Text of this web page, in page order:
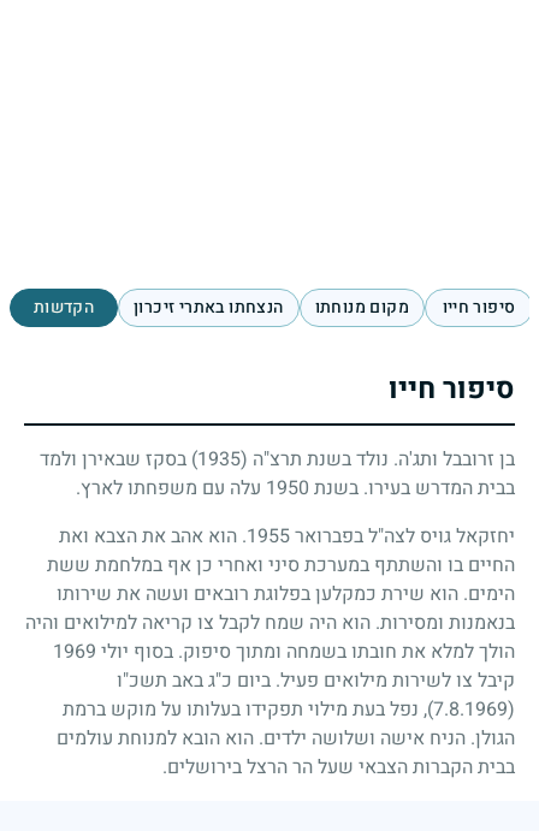
סיפור חייו מקום מנוחתו הנצחתו באתרי זיכרון הקדשות
סיפור חייו
בן זרובבל ותג'ה. נולד בשנת תרצ"ה (1935)
בסקז שבאירן ולמד
בבית המדרש בעירו. בשנת 1950 עלה עם משפחתו לארץ.
יחזקאל גויס לצה"ל בפברואר1955. הוא אהב את הצבא ואת
החיים בו והשתתף במערכת סיני ואחרי כן אף במלחמת ששת
הימים. הוא שירת כמקלען בפלוגת רובאים ועשה את שירותו
בנאמנות ומסירות. הוא היה שמח לקבל צו קריאה למילואים והיה
הולך למלא את חובתו בשמחה ומתוך סיפוק. בסוף יולי 1969
קיבל צו לשירות מילואים פעיל. ביום כ"ג באב תשכ"ו
(7.8.1969)
, נפל בעת מילוי תפקידו בעלותו על מוקש ברמת
הגולן. הניח אישה ושלושה ילדים. הוא הובא למנוחת עולמים
בבית הקברות הצבאי שעל הר הרצל בירושלים.